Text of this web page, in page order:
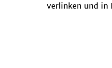
verlinken und in